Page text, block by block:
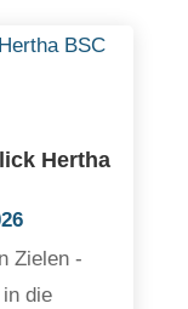
Hertha
Zielen -
die